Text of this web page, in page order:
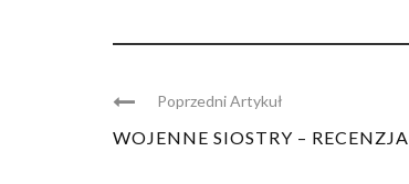
Poprzedni Artykuł
WOJENNE SIOSTRY – RECENZJA